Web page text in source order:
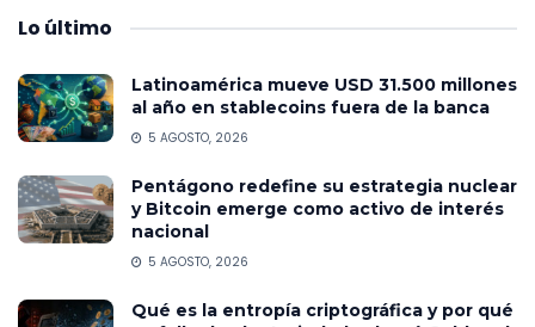
Lo último
Latinoamérica mueve USD 31.500 millones
al año en stablecoins fuera de la banca
5 AGOSTO, 2026
Pentágono redefine su estrategia nuclear
y Bitcoin emerge como activo de interés
nacional
5 AGOSTO, 2026
Qué es la entropía criptográfica y por qué